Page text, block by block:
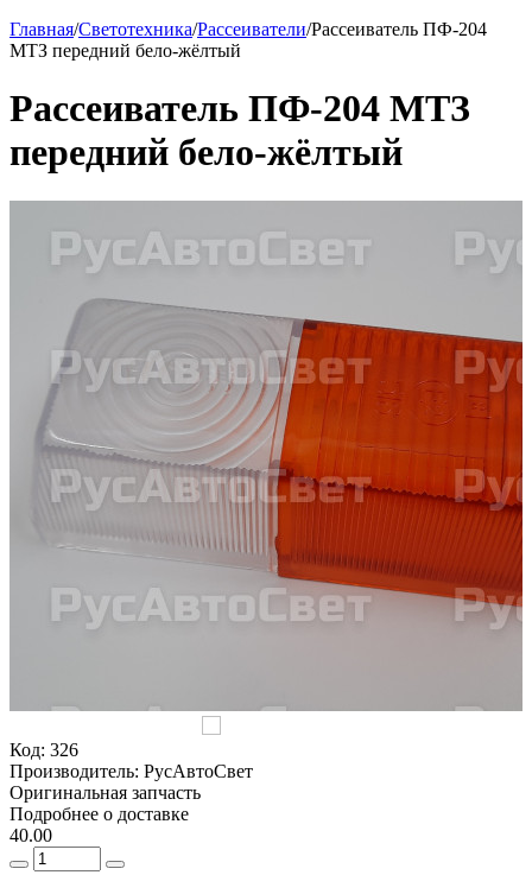
Главная/Светотехника/Рассеиватели/Рассеиватель ПФ-204
МТЗ передний бело-жёлтый
Рассеиватель ПФ-204 МТЗ
передний бело-жёлтый
Код: 326
Производитель: РусАвтоСвет
Оригинальная запчасть
Подробнее о доставке
40.00